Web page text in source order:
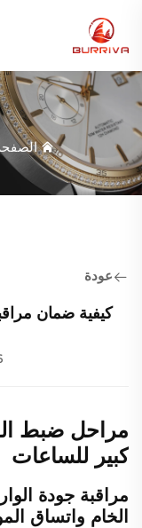
عودة
كيفية ضمان
مراحل ضبط
كبير للساعات
الخام واتساق